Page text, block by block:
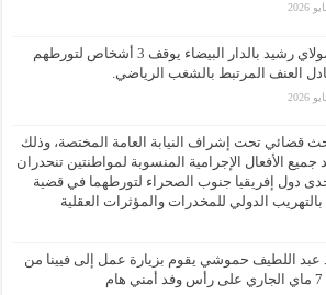
أمن مولاي رشيد بالدار البيضاء يوقف 3 أشخاص لتورطهم
العنف المرتبط بالشغب الرياضي.
قضائي تحت إشراف النيابة العامة المختصة، وذلك
جميع الأفعال الإجرامية المنسوبة لمواطنتين تنحدران
دول إفريقيا جنوب الصحراء لتورطهما في قضية
بالتهريب الدولي للمخدرات والمؤثرات العقلية
عبد اللطيف حموشي يقوم بزيارة عمل إلى فيينا من